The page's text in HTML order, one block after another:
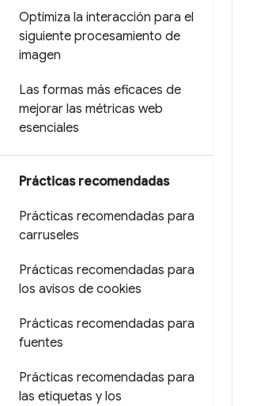
Optimiza la interacción para el
siguiente procesamiento de
imagen
Las formas más eficaces de
mejorar las métricas web
esenciales
Prácticas recomendadas
Prácticas recomendadas para
carruseles
Prácticas recomendadas para
los avisos de cookies
Prácticas recomendadas para
fuentes
Prácticas recomendadas para
las etiquetas y los